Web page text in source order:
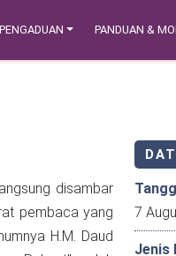
PANDUAN &
disambar
pembaca yang
H.M. Daud
Jenis